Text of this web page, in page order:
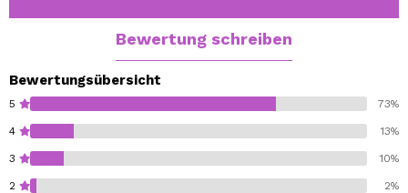
Bewertung schreiben
Bewertungsübersicht
5 73%
4 13%
3 10%
2 2%